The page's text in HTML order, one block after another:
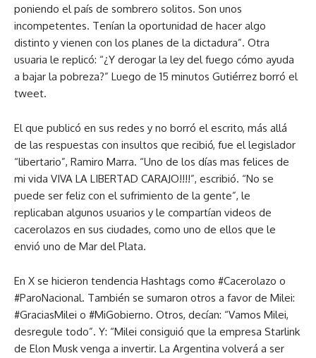
poniendo el país de sombrero solitos. Son unos
incompetentes. Tenían la oportunidad de hacer algo
distinto y vienen con los planes de la dictadura”. Otra
usuaria le replicó: “¿Y derogar la ley del fuego cómo ayuda
a bajar la pobreza?” Luego de 15 minutos Gutiérrez borró el
tweet.
El que publicó en sus redes y no borró el escrito, más allá
de las respuestas con insultos que recibió, fue el legislador
“libertario”, Ramiro Marra. “Uno de los días mas felices de
mi vida VIVA LA LIBERTAD CARAJO!!!!”, escribió. “No se
puede ser feliz con el sufrimiento de la gente”, le
replicaban algunos usuarios y le compartían videos de
cacerolazos en sus ciudades, como uno de ellos que le
envió uno de Mar del Plata.
En X se hicieron tendencia Hashtags como #Cacerolazo o
#ParoNacional. También se sumaron otros a favor de Milei:
#GraciasMilei o #MiGobierno. Otros, decían: “Vamos Milei,
desregule todo”. Y: “Milei consiguió que la empresa Starlink
de Elon Musk venga a invertir. La Argentina volverá a ser